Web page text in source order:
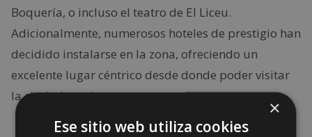
Boquería, o incluso el teatro de El Liceu.
Adicionalmente, numerosos hoteles de prestigio han
decidido instalarse en la zona, ofreciendo un
excelente lugar céntrico desde donde poder visitar
la ciudad catalana.
×
Ese sitio web utiliza cookies